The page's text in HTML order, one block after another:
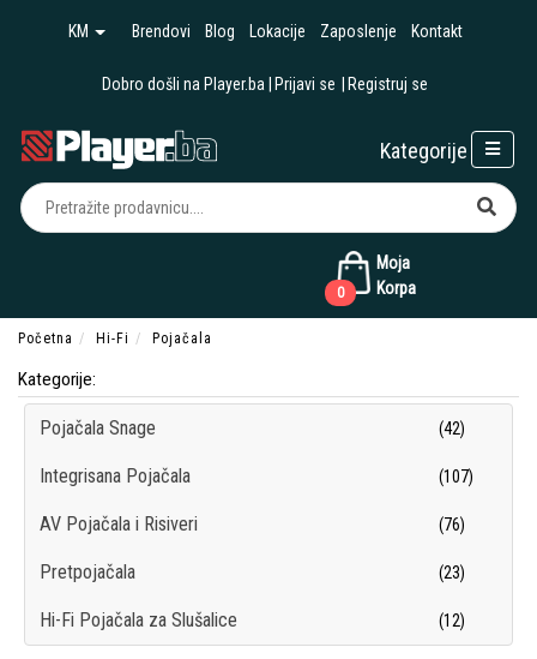
KM Brendovi Blog Lokacije Zaposlenje Kontakt
Dobro došli na Player.ba Prijavi se Registruj se
Moja
Korpa
0
Kategorije
Početna Hi-Fi Pojačala
Kategorije:
Pojačala Snage (42)
Integrisana Pojačala (107)
AV Pojačala i Risiveri (76)
Pretpojačala (23)
Hi-Fi Pojačala za Slušalice (12)